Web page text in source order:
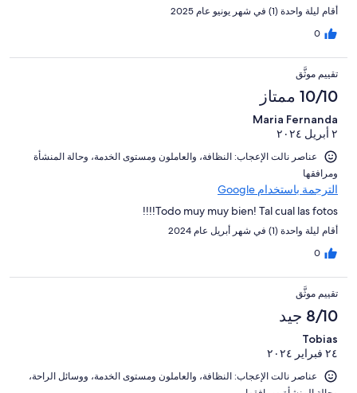
أقام ليلة واحدة (1) في شهر يونيو عام 2025
0
تقييم موثَّق
10/10 ممتاز
Maria Fernanda
٢ أبريل ٢٠٢٤
عناصر نالت الإعجاب: ⁦النظافة⁩، و⁦العاملون ومستوى الخدمة⁩، و⁦حالة المنشأة
ومرافقها⁩
الترجمة باستخدام Google
Todo muy muy bien! Tal cual las fotos!!!!
أقام ليلة واحدة (1) في شهر أبريل عام 2024
0
تقييم موثَّق
8/10 جيد
Tobias
٢٤ فبراير ٢٠٢٤
عناصر نالت الإعجاب: ⁦النظافة⁩، و⁦العاملون ومستوى الخدمة⁩، و⁦وسائل الراحة⁩،